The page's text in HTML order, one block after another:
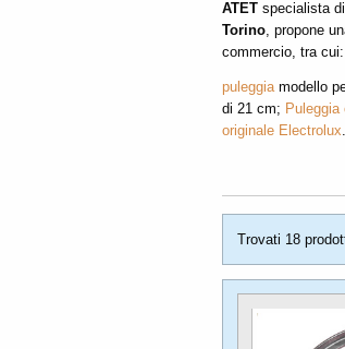
ATET specialista di
Torino , propone
commercio, tra cui:
puleggiamodello
di 21 cm;
originale Electrolux.
Trovati 18